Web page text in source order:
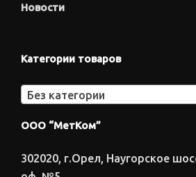
Новости
Категории товаров
Без категории
ООО “МетКом”
302020, г.Орел, Наугорское